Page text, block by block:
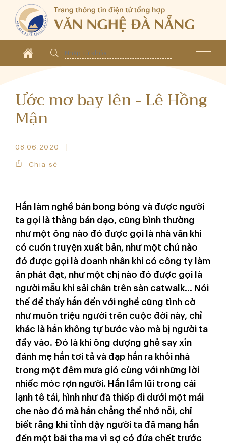
Ước mơ bay lên - Lê Hồng
Mận
08.06.2020
Chia sẻ
Hắn làm nghề bán bong bóng và được người
ta gọi là thằng bán dạo, cũng bình thường
như một ông nào đó được gọi là nhà văn khi
có cuốn truyện xuất bản, như một chú nào
đó được gọi là doanh nhân khi có công ty làm
ăn phát đạt, như một chị nào đó được gọi là
người mẫu khi sải chân trên sàn catwalk... Nói
thế để thấy hắn đến với nghề cũng tình cờ
như muôn triệu người trên cuộc đời này, chỉ
khác là hắn không tự bước vào mà bị người ta
đẩy vào. Đó là khi ông dượng ghẻ say xỉn
đánh mẹ hắn tơi tả và đạp hắn ra khỏi nhà
trong một đêm mưa gió cùng với những lời
nhiếc móc rợn người. Hắn lầm lũi trong cái
lạnh tê tái, hình như đã thiếp đi dưới một mái
che nào đó mà hắn chẳng thể nhớ nỗi, chỉ
biết rằng khi tỉnh dậy người ta đã mang hắn
đến một bãi tha ma vì sợ có đứa chết trước